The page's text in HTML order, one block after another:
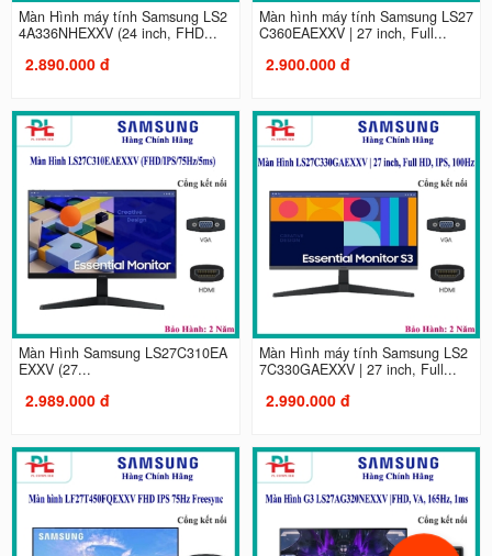
Màn Hình máy tính Samsung LS2
4A336NHEXXV (24 inch, FHD...
2.890.000 đ
Màn hình máy tính Samsung LS27
C360EAEXXV | 27 inch, Full...
2.900.000 đ
Màn Hình Samsung LS27C310EA
EXXV (27...
2.989.000 đ
Màn Hình máy tính Samsung LS2
7C330GAEXXV | 27 inch, Full...
2.990.000 đ